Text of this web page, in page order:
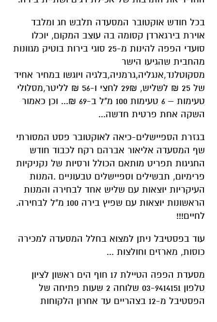
בכל חודש אוקטובר המסעדה תלבש חג ומלבד
אוירת בירגארדן קסומה בה עוצב המקום, יוכלו
סועדי הפפה להינות מ-25 סוגי בירות בוטיק מגוונות
מהחבית שהגיעו הישר
מסקוטלנד,אנגליה,גרמניה,בלגיה ויוגשו במחיר אחיד
של 25 ₪ לשליש, 29₪ לחצי ו-56 ₪ לליטר,מסלולי
טעימות – 6 טעימות 100 מ"ל ב-69 ₪... וכן כאמור
השקה אחת פרטית חדשה...
בגזרת הספיישלים-כיאה לאוקטובר פסט המסורתי
שף המסעדה אליאור אברהם רקח לכבוד חודש
החגיגות תפריט מותאם הכולל ורסיות של נקניקיות
פרימיום, תבשילים וספיישלים טבעוניים .המנות
העיקריות יוצאות עם שליש אחד לבחירה והמנות
הראשונות יוצאות עם שפיץ בירה 100 מ"ל לבחירה.
לחיים!!!
עוד בפסטיבל ניתן למצוא בחלל המסעדה למכירה
כוסות, מארזים וחולצות ...
מסעדת הפפה הטיילת 17 חוף הים ראשון לציון
טלפון 03-9414151 שלוחה 2 שעות פתיחה של
הפסטיבל מ-12 בצהריים עד אחרון הלקוחות